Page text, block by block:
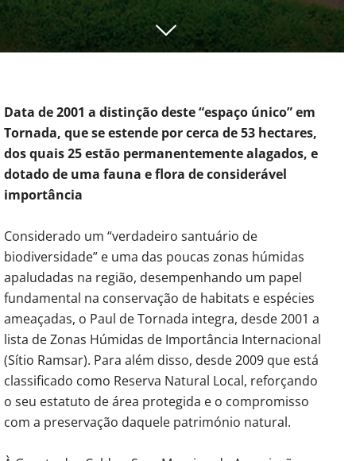
Data de 2001 a distinção deste “espaço único” em
Tornada, que se estende por cerca de 53 hectares,
dos quais 25 estão permanentemente alagados, e
dotado de uma fauna e flora de considerável
importância
Considerado um “verdadeiro santuário de
biodiversidade” e uma das poucas zonas húmidas
apaludadas na região, desempenhando um papel
fundamental na conservação de habitats e espécies
ameaçadas, o Paul de Tornada integra, desde 2001 a
lista de Zonas Húmidas de Importância Internacional
(Sítio Ramsar). Para além disso, ​desde 2009 que está
classificado como Reserva Natural Local, reforçando
o seu estatuto de área protegida e o compromisso
com a preservação daquele património natural.